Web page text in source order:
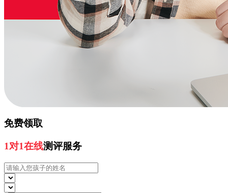
免费领取
1对1在线测评服务